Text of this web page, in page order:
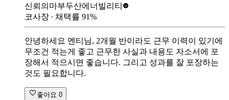
신뢰의마부두산에너빌리티
코사장 ∙ 채택률 91%
안녕하세요 멘티님, 2개월 반이라도 근무 이력이 있기에
무조건 적는게 좋고 근무한 사실과 내용도 자소서에 포
장해서 적으시면 좋습니다. 그리고 성과를 잘 포장하는
것도 필요합니다.
좋아요 0